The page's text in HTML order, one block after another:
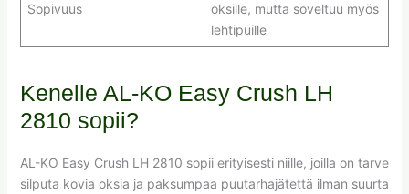
Sopivuus
oksille, mutta soveltuu myös
lehtipuille
Kenelle AL-KO Easy Crush LH
2810 sopii?
AL-KO Easy Crush LH 2810 sopii erityisesti niille, joilla on tarve
silputa kovia oksia ja paksumpaa puutarhajätettä ilman suurta